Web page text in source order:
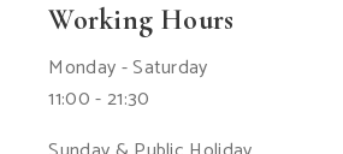
Working Hours
Monday - Saturday
11:00 - 21:30